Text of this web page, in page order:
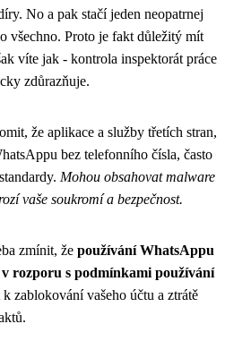
No a pak stačí jeden neopatrnej
všechno. Proto je fakt důležitý mít
víte jak - kontrola inspektorát práce
zdůrazňuje.
že aplikace a služby třetích stran,
bez telefonního čísla, často
Mohou obsahovat malware
vaše soukromí a bezpečnost.
zmínit, že používání WhatsAppu
v rozporu s podmínkami používání
k zablokování vašeho účtu a ztrátě